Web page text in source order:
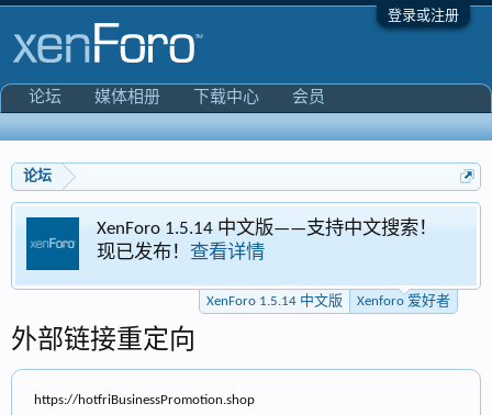
登录或注册
论坛
1.5.14 中文版——支持中文搜索！
布！查看详情
Xenforo
XenForo 1.5.14 中文版 Xenforo 爱好者
外部链接重定向
https://hotfriBusinessPromotion.shop
论坛 媒体相册 下载中心 会员